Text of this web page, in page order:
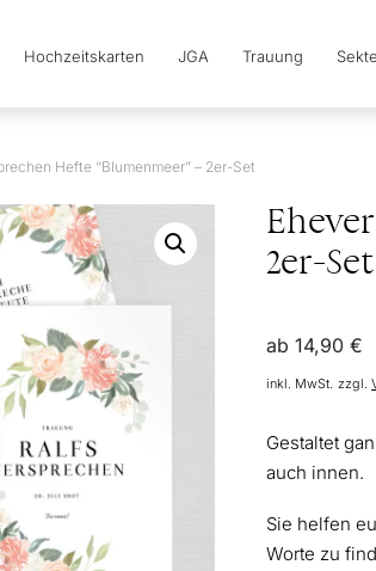
Hochzeitskarten JGA Trauung
Hefte “Blumenmeer” – 2er-Set
2er-Set
ab14,90€
inkl. MwSt. zzgl.
Gestaltet
auch innen.
Sie helfen
Worte zu